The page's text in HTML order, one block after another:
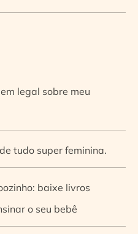
legal sobre meu
tudo super feminina.
baixe livros
o seu bebê